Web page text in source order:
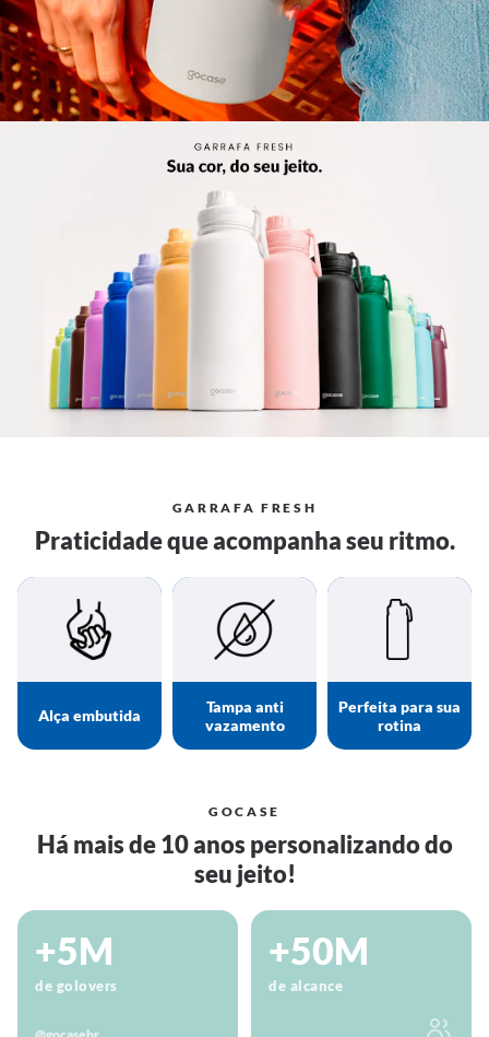
GARRAFA FRESH
Praticidade que acompanha seu ritmo.
Alça embutida
Tampa anti
vazamento
Perfeita para sua
rotina
GOCASE
Há mais de 10 anos personalizando do
seu jeito!
+5M
de golovers
+50M
de alcance